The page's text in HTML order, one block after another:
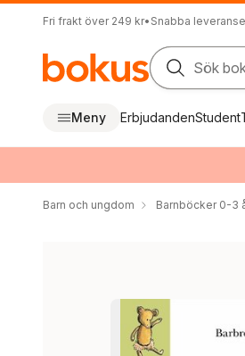
Fri frakt över 249 kr• Snabba
Sök
Meny ErbjudandenStudent
Barn och ungdom Barnböcker 0-3